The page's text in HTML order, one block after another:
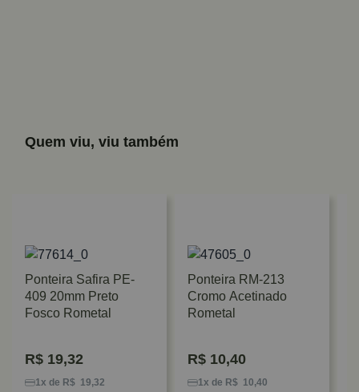
Quem viu, viu também
Ponteira Safira PE-
409 20mm Preto
Fosco Rometal
R$ 19,32
1x de R$ 19,32
Ponteira RM-213
Cromo Acetinado
Rometal
R$ 10,40
1x de R$ 10,40